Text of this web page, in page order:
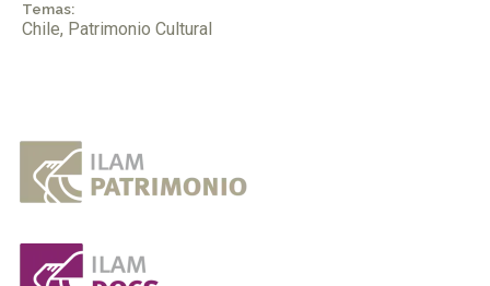
Temas:
Chile, Patrimonio Cultural